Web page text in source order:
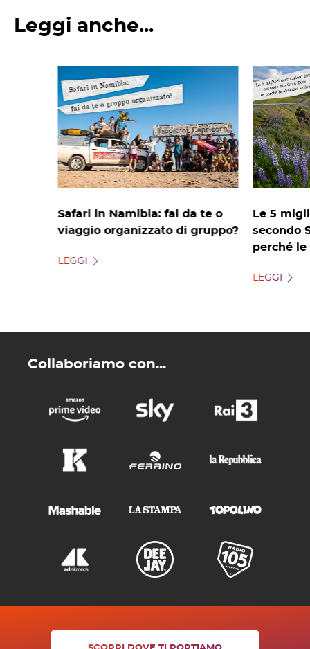
Leggi anche...
Safari in Namibia: fai da te o
viaggio organizzato di gruppo?
LEGGI
Le 5
secondo
perché
LEGGI
Collaboriamo con...